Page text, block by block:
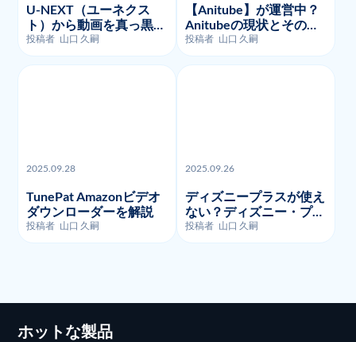
U-NEXT（ユーネクス
ト）から動画を真っ黒な
く画面録画・ダウンロー
ドする方法を徹底的に解
説
投稿者 山口 久嗣
【Anitube】が運営中？
Anitubeの現状とその代
わりに利用できるサイト
を紹介
投稿者 山口 久嗣
2025.09.28
TunePat Amazonビデオ
ダウンローダーを解説
投稿者 山口 久嗣
2025.09.26
ディズニープラスが使え
ない？ディズニー・プラ
スのよくあるエラーコー
ドとそのトラブルシュー
投稿者 山口 久嗣
ホットな製品